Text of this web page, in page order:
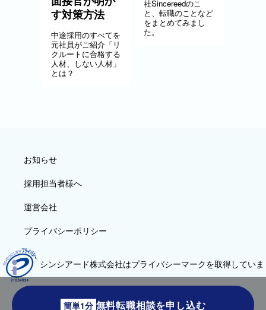
簡単1分 無料転職相談を申し込む
す対策方法
中途採用のすべてを
元社員がご紹介「リ
クルートに合格する
人材、しない人材」
とは？
社Sincereedのこ
と、転職のことなど
をまとめてみまし
た。
お知らせ
採用担当者様へ
運営会社
プライバシーポリシー
シンシアード株式会社はプライバシーマークを取得していま